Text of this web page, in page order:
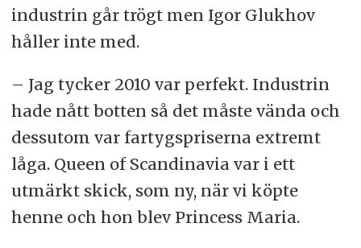
industrin går trögt men Igor Glukhov
håller inte med.
– Jag tycker 2010 var perfekt. Industrin
hade nått botten så det måste vända och
dessutom var fartygspriserna extremt
låga. Queen of Scandinavia var i ett
utmärkt skick, som ny, när vi köpte
henne och hon blev Princess Maria.